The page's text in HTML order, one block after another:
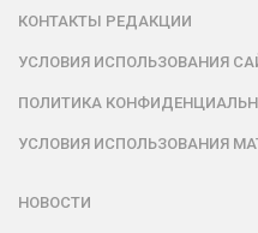
КОНТАКТЫ РЕДАКЦИИ
УСЛОВИЯ ИСПОЛЬЗОВАНИЯ
ПОЛИТИКА
УСЛОВИЯ ИСПОЛЬЗОВАНИЯ
НОВОСТИ